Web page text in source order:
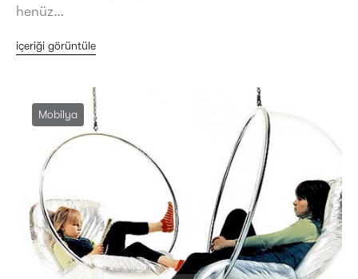
henüz…
içeriği görüntüle
Mobilya